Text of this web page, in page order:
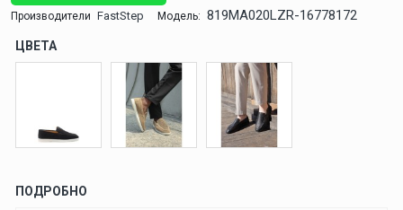
Производители FastStep Модель: 819MA020LZR-16778172
ЦВЕТА
ПОДРОБНО